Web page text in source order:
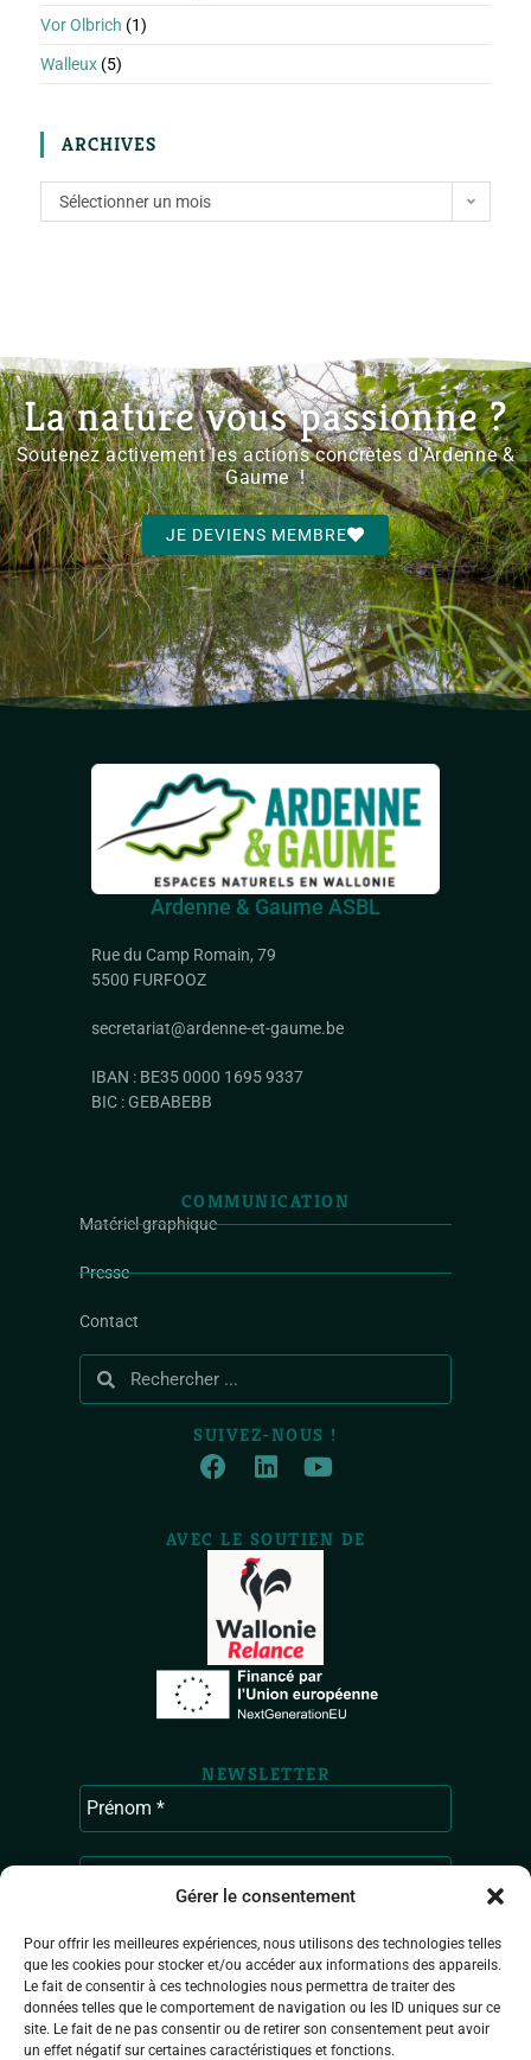
Gérer le consentement
Pour offrir les meilleures expériences, nous utilisons des technologies telles
que les cookies pour stocker et/ou accéder aux informations des appareils.
Le fait de consentir à ces technologies nous permettra de traiter des
données telles que le comportement de navigation ou les ID uniques sur ce
site. Le fait de ne pas consentir ou de retirer son consentement peut avoir
un effet négatif sur certaines caractéristiques et fonctions.
Vor Olbrich (1)
Walleux (5)
ARCHIVES
Sélectionner un mois
La nature vous passionne ?
Soutenez activement les actions concrètes d'Ardenne &
Gaume !
JE DEVIENS MEMBRE
Ardenne & Gaume ASBL
Rue du Camp Romain, 79
5500 FURFOOZ
secretariat@ardenne-et-gaume.be
IBAN : BE35 0000 1695 9337
BIC : GEBABEBB
COMMUNICATION
Matériel graphique
Presse
Contact
SUIVEZ-NOUS !
AVEC LE SOUTIEN DE
NEWSLETTER